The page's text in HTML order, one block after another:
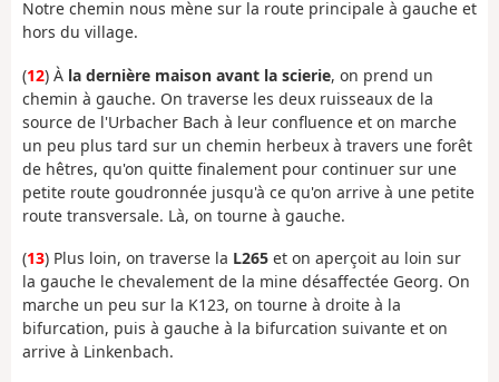
Notre chemin nous mène sur la route principale à gauche et
hors du village.
(12) À la dernière maison avant la scierie, on prend un
chemin à gauche. On traverse les deux ruisseaux de la
source de l'Urbacher Bach à leur confluence et on marche
un peu plus tard sur un chemin herbeux à travers une forêt
de hêtres, qu'on quitte finalement pour continuer sur une
petite route goudronnée jusqu'à ce qu'on arrive à une petite
route transversale. Là, on tourne à gauche.
(13) Plus loin, on traverse la L265 et on aperçoit au loin sur
la gauche le chevalement de la mine désaffectée Georg. On
marche un peu sur la K123, on tourne à droite à la
bifurcation, puis à gauche à la bifurcation suivante et on
arrive à Linkenbach.